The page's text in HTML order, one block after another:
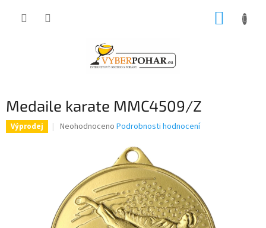
Medaile karate MMC4509/Z
Výprodej
Průměrné
hvězdiček.
Neohodnoceno Podrobnosti hodnocení